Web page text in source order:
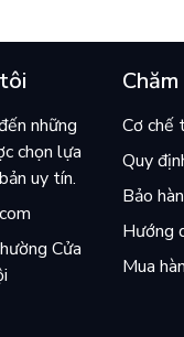
những
chọn lựa
uy tín.
Cửa
Cơ chế
Quy
Bảo
Hướng
Mua